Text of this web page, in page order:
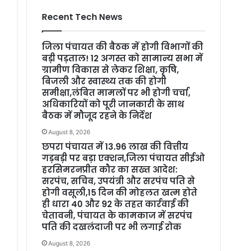
Recent Tech News
जिला पंचायत की बैठक में होगी विभागों की
बड़ी पड़ताल! 12 अगस्त को सामान्य सभा में
ग्रामीण विकास से लेकर शिक्षा, कृषि,
बिजली और स्वास्थ्य तक की होगी
समीक्षा,लंबित मामलों पर भी होगी चर्चा,
अधिकारियों को पूरी जानकारी के साथ
बैठक में मौजूद रहने के निर्देश
August 8, 2026
छपरा पंचायत में 13.96 लाख की वित्तीय
गड़बड़ी पर बड़ा एक्शन,जिला पंचायत सीईओ
हरसिमरनप्रीत कौर का सख्त आदेश:
सरपंच, सचिव, उपयंत्री और सरपंच पति से
होगी वसूली,15 दिन की मोहलत खत्म होते
ही धारा 40 और 92 के तहत कार्रवाई की
चेतावनी, पंचायत के कामकाज में सरपंच
पति की दखलंदाजी पर भी लगाई रोक
August 8, 2026